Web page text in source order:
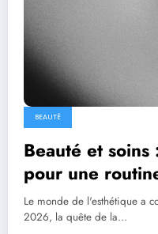
BEAUTÉ
Beauté et soins : Le guide complet
pour une
Le monde de l'esthétique a
2026, la quête de la…